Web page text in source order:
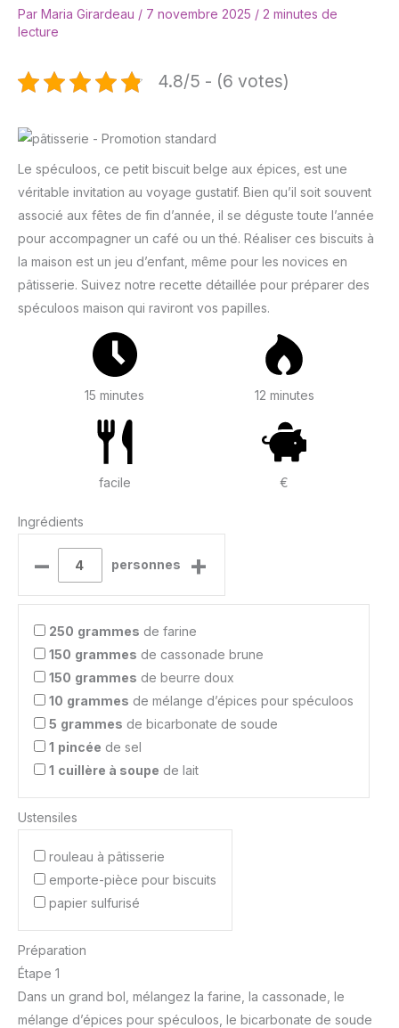
Par Maria Girardeau / 7 novembre 2025 / 2 minutes de
lecture
4.8/5 - (6 votes)
Le spéculoos, ce petit biscuit belge aux épices, est une
véritable invitation au voyage gustatif. Bien qu’il soit souvent
associé aux fêtes de fin d’année, il se déguste toute l’année
pour accompagner un café ou un thé. Réaliser ces biscuits à
la maison est un jeu d’enfant, même pour les novices en
pâtisserie. Suivez notre recette détaillée pour préparer des
spéculoos maison qui raviront vos papilles.
15 minutes 12 minutes
facile €
Ingrédients
– personnes +
250 grammes de farine
150 grammes de cassonade brune
150 grammes de beurre doux
10 grammes de mélange d’épices pour spéculoos
5 grammes de bicarbonate de soude
1 pincée de sel
1 cuillère à soupe de lait
Ustensiles
rouleau à pâtisserie
emporte-pièce pour biscuits
papier sulfurisé
Préparation
Étape 1
Dans un grand bol, mélangez la farine, la cassonade, le
mélange d’épices pour spéculoos, le bicarbonate de soude